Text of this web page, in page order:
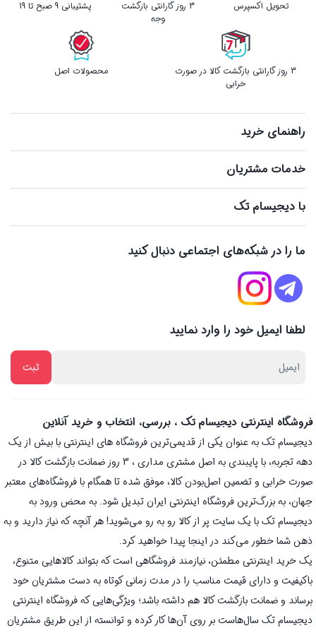
تحویل اکسپرس
3 روز گارانتی بازگشت
وجه
پشتیبانی 9 صبح تا 19
3 روز گارانتی بازگشت کالا در صورت
خرابی
محصولات اصل
راهنمای خرید
خدمات مشتریان
با دیجیسام تک
ما را در شبکه‌های اجتماعی دنبال کنید
لطفا ایمیل خود را وارد نمایید
فروشگاه اینترنتی دیجیسام تک ، بررسی، انتخاب و خرید آنلاین
دیجیسام تک به عنوان یکی از قدیمی‌ترین فروشگاه های اینترنتی با بیش از یک
دهه تجربه، با پایبندی به اصل مشتری مداری ، 3 روز ضمانت بازگشت کالا در
صورت خرابی و تضمین اصل‌بودن کالا، موفق شده تا همگام با فروشگاه‌های معتبر
جهان، به بزرگ‌ترین فروشگاه اینترنتی ایران تبدیل شود. به محض ورود به
دیجیسام تک با یک سایت پر از کالا رو به رو می‌شوید! هر آنچه که نیاز دارید و به
ذهن شما خطور می‌کند در اینجا پیدا خواهید کرد.
یک خرید اینترنتی مطمئن، نیازمند فروشگاهی است که بتواند کالاهایی متنوع،
باکیفیت و دارای قیمت مناسب را در مدت زمانی کوتاه به دست مشتریان خود
برساند و ضمانت بازگشت کالا هم داشته باشد؛ ویژگی‌هایی که فروشگاه اینترنتی
دیجیسام تک سال‌هاست بر روی آن‌ها کار کرده و توانسته از این طریق مشتریان